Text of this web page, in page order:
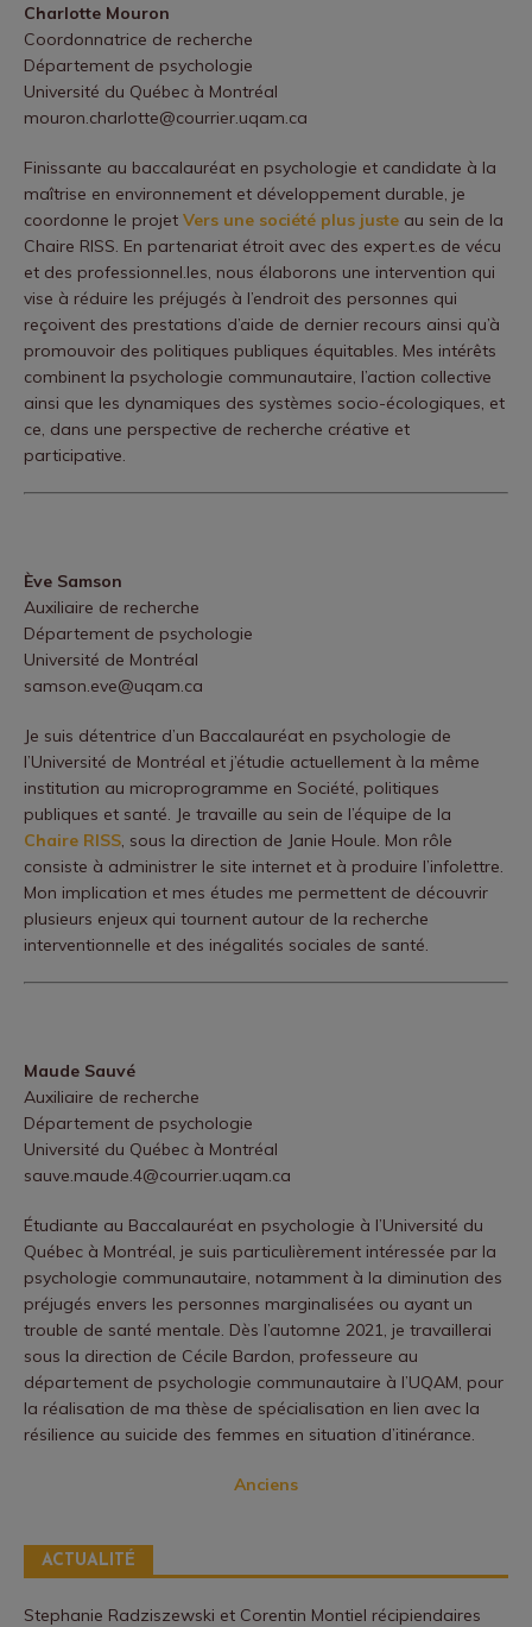
[Communication orale]. 4e édition - Journée annuelle
de la recherche de l’Association des étudiant(e)s en
recherche en santé mentale (AEERSM), Montréal.
Houle, J.,Montiel, C., Prilleltensky, I., Coulombe, S.,
“why” to “how”: Methods, key ingredients and future
directions in fostering positive communities
[Symposium]. SCRA 17th Biennial Conference on
Community Research and Action, Chicago, IL, États-
Unis.
https://www.scra27.org/files/6615/6122/8800/Full_Pro
gram.pdf
Montiel, C.(2019, juin).Positive Community Interventions :
Review of Current Practices
gram.pdf
Montiel, C., Radziszewski, S., Saint-Onge, K., & Clavel, C.
B. (2019, juin). Challenges in Applying Community
Psychology Values in Research and Practice: Graduate
orale]. SCRA 17th Biennial Conference on Community
Research and Action, Chicago, IL, États-Unis.
https://www.scra27.org/files/6615/6122/8800/Full_Pro
gram.pdf
Tremblay-Légaré, F.,
, Radziszewski, S.,
Mercuri, M., Ummel, D., & Vachon, M. (2018, March 21).
Projet Luron : phase préliminaire d’un programme de
soutien pour les familles en contexte de cancer parental
https://psychologie.uqam.ca/upload/files/Progamme_
Colloque%202018.pdf
Montiel, C., Tremblay-Légaré, F., & Lauzier-Jobin, F. (2017,
March 17).La qualité de vie subjective des jeunes à
risque d’itinérance au Québec
[Affiche]. Colloque annuel
du Département de psychologie de l’UQAM, Montréal.
Charlotte Mouron
Coordonnatrice de recherche
Département de psychologie
Université du Québec à Montréal
mouron.charlotte@courrier.uqam.ca
Finissante au baccalauréat en psychologie et candidate à la
maîtrise en environnement et développement durable, je
coordonne le projet Vers une société plus juste au sein de la
Chaire RISS. En partenariat étroit avec des expert.es de vécu
et des professionnel.les, nous élaborons une intervention qui
vise à réduire les préjugés à l’endroit des personnes qui
reçoivent des prestations d’aide de dernier recours ainsi qu’à
promouvoir des politiques publiques équitables. Mes intérêts
combinent la psychologie communautaire, l’action collective
ainsi que les dynamiques des systèmes socio-écologiques, et
ce, dans une perspective de recherche créative et
participative.
Ève Samson
Auxiliaire de recherche
Département de psychologie
Université de Montréal
samson.eve@uqam.ca
Je suis détentrice d’un Baccalauréat en psychologie de
l’Université de Montréal et j’étudie actuellement à la même
institution au microprogramme en Société, politiques
publiques et santé. Je travaille au sein de l’équipe de la
Chaire RISS, sous la direction de Janie Houle. Mon rôle
consiste à administrer le site internet et à produire l’infolettre.
Mon implication et mes études me permettent de découvrir
plusieurs enjeux qui tournent autour de la recherche
interventionnelle et des inégalités sociales de santé.
Maude Sauvé
Auxiliaire de recherche
Département de psychologie
Université du Québec à Montréal
sauve.maude.4@courrier.uqam.ca
Étudiante au Baccalauréat en psychologie à l’Université du
Québec à Montréal, je suis particulièrement intéressée par la
psychologie communautaire, notamment à la diminution des
préjugés envers les personnes marginalisées ou ayant un
trouble de santé mentale. Dès l’automne 2021, je travaillerai
sous la direction de Cécile Bardon, professeure au
département de psychologie communautaire à l’UQAM, pour
la réalisation de ma thèse de spécialisation en lien avec la
résilience au suicide des femmes en situation d’itinérance.
Anciens
ACTUALITÉ
Stephanie Radziszewski et Corentin Montiel récipiendaires